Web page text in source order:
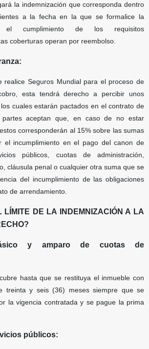
la indemnización que corresponda dentro
a la fecha en la que se formalice la
el cumplimiento de los requisitos
coberturas operan por reembolso.
realice Seguros Mundial para el proceso de
esta tendrá derecho a percibir unos
cuales estarán pactados en el contrato de
partes aceptan que, en caso de no estar
corresponderán al 15% sobre las sumas
el incumplimiento en el pago del canon de
públicos, cuotas de administración,
cláusula penal o cualquier otra suma que se
del incumplimiento de las obligaciones
de arrendamiento.
LÍMITE DE LA INDEMNIZACIÓN A LA
y amparo de cuotas de
hasta que se restituya el inmueble con
treinta y seis (36) meses siempre que se
la vigencia contratada y se pague la prima
públicos: